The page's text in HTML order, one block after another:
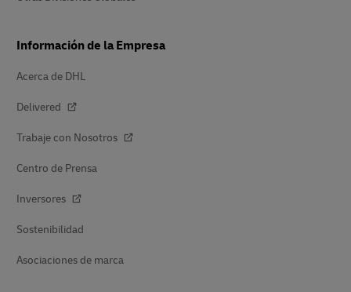
Información de la Empresa
Acerca de DHL
Delivered
Trabaje con Nosotros
Centro de Prensa
Inversores
Sostenibilidad
Asociaciones de marca